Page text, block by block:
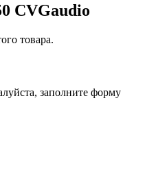
CVGaudio
товара.
заполните форму